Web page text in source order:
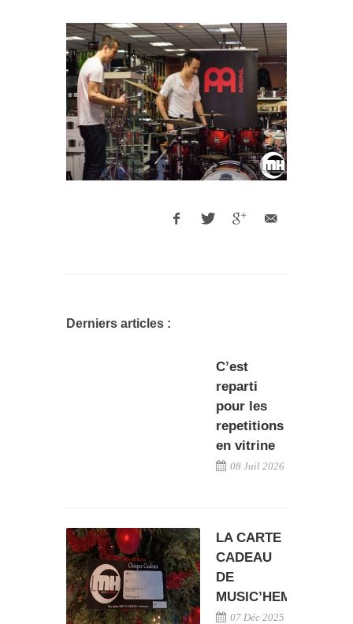
Derniers articles :
C’est
reparti
pour les
repetitions
en vitrine
08 Juil 2026
LA CARTE
CADEAU
DE
MUSIC’HEMANN
07 Déc 2025